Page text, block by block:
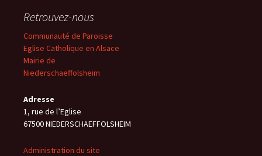
Retrouvez-nous
Communauté de Paroisse
Eglise Catholique en Alsace
Mairie de
Niederschaeffolsheim
Adresse
1, rue de l’Eglise
67500 NIEDERSCHAEFFOLSHEIM
Administration du site